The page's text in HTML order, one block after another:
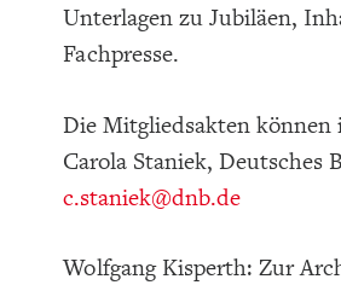
Unterlagen zu Jubiläen,
Fachpresse.
Die Mitgliedsakten können
Carola Staniek,
c.staniek@dnb.de
Wolfgang Kisperth: Zur